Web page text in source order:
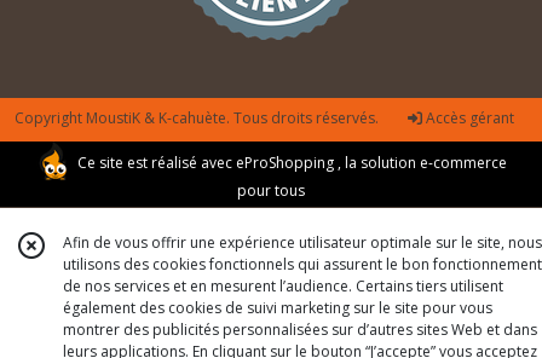
Copyright MoustiK & K-cahuète. Tous droits réservés. Accès gérant
Ce site est réalisé avec eProShopping, la solution e-commerce
pour tous
Afin de vous offrir une expérience utilisateur optimale sur le site, nous
utilisons des cookies fonctionnels qui assurent le bon fonctionnement
de nos services et en mesurent l’audience. Certains tiers utilisent
également des cookies de suivi marketing sur le site pour vous
montrer des publicités personnalisées sur d’autres sites Web et dans
leurs applications. En cliquant sur le bouton “J’accepte” vous acceptez